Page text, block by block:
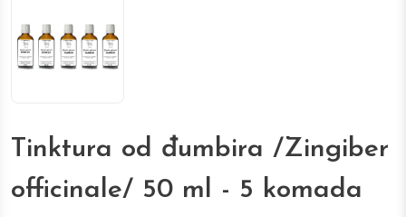
Tinktura od đumbira /Zingiber
officinale/ 50 ml - 5 komada